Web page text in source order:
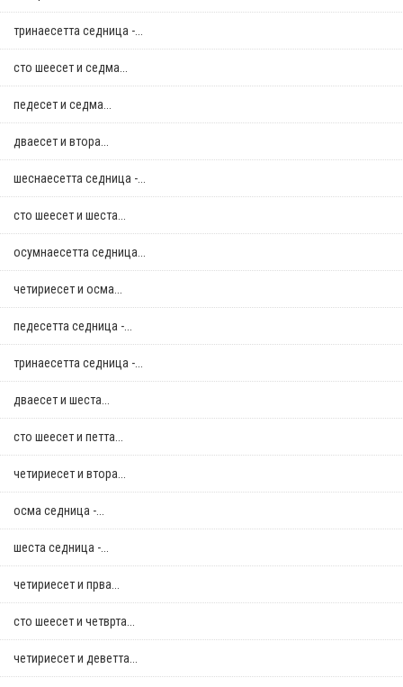
тринаесетта седница -...
сто шеесет и седма...
педесет и седма...
дваесет и втора...
шеснаесетта седница -...
сто шеесет и шеста...
осумнaесетта седница...
четириесет и осма...
педесетта седница -...
тринаесетта седница -...
дваесет и шеста...
сто шеесет и петта...
четириесет и втора...
осма седница -...
шеста седница -...
четириесет и прва...
сто шеесет и четврта...
четириесет и деветта...